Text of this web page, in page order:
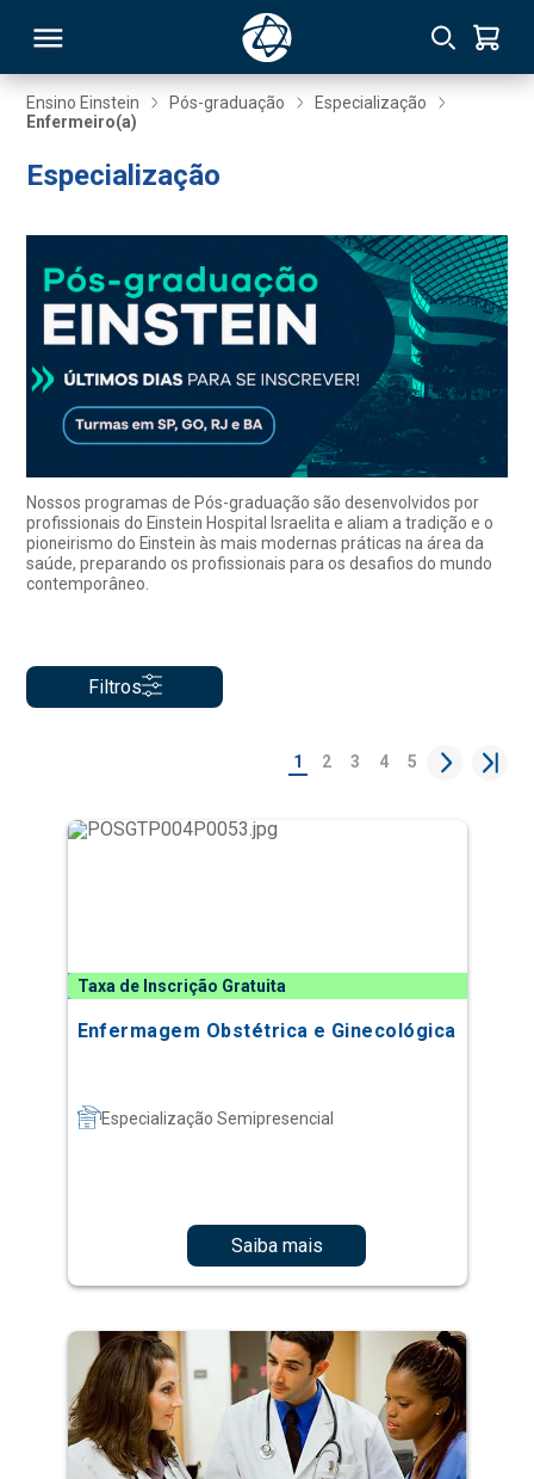
Ensino Einstein Pós-graduação
Especialização
Enfermeiro(a)
Especialização
Nossos programas de Pós-graduação são desenvolvidos por
profissionais do Einstein Hospital Israelita e aliam a tradição e o
pioneirismo do Einstein às mais modernas práticas na área da
saúde, preparando os profissionais para os desafios do mundo
contemporâneo.
Filtros
1 2 3 4 5
Taxa de Inscrição Gratuita
Enfermagem Obstétrica e Ginecológica
Especialização Semipresencial
Saiba mais